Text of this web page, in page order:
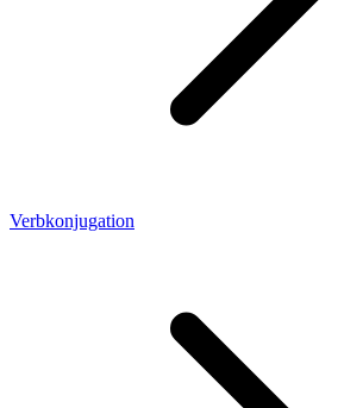
Verbkonjugation